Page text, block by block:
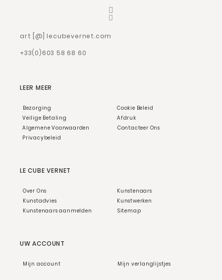
art [@] lecubevernet.com
+33(0)603 58 68 60
LEER MEER
Bezorging
Veilige Betaling
Algemene Voorwaarden
Privacybeleid
Cookie Beleid
Afdruk
Contacteer Ons
LE CUBE VERNET
Over Ons
Kunstadvies
Kunstenaars aanmelden
Kunstenaars
Kunstwerken
Sitemap
UW ACCOUNT
Mijn account Mijn verlanglijstjes